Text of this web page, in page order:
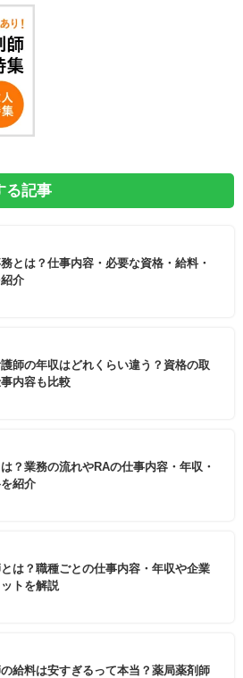
る記事
とは？仕事内容・必要な資格・給料・
介
師の年収はどれくらい違う？資格の取
内容も比較
？業務の流れやRAの仕事内容・年収・
紹介
は？職種ごとの仕事内容・年収や企業
トを解説
給料は安すぎるって本当？薬局薬剤師